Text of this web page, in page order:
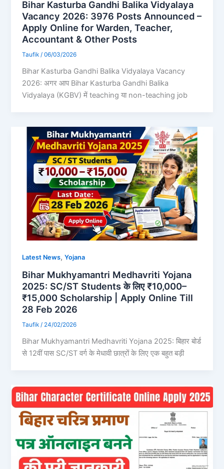
Bihar Kasturba Gandhi Balika Vidyalaya
Vacancy 2026: 3976 Posts Announced –
Apply Online for Warden, Teacher,
Accountant & Other Posts
Taufik/06/03/2026
Bihar Kasturba Gandhi Balika Vidyalaya Vacancy
2026: अगर आप Bihar Kasturba Gandhi Balika
Vidyalaya (KGBV) में teaching या non-teaching job
Latest News,Yojana
Bihar Mukhyamantri Medhavriti Yojana
2025: SC/ST Students के लिए ₹10,000–
₹15,000 Scholarship | Apply Online Till
28 Feb 2026
Taufik/ 24/02/2026
Bihar Mukhyamantri Medhavriti Yojana 2025: बिहार बोर्ड
से 12वीं पास SC/ST वर्ग के मेधावी छात्रों के लिए एक बहुत बड़ी